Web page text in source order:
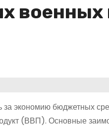
военных
экономию бюджетных
(ВВП). Основные